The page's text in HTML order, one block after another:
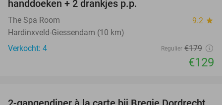
handdoeken + 2 drankjes p.p.
The Spa Room 9.2 star
Hardinxveld-Giessendam (10 km)
Verkocht: 4
Regulier €179
€129